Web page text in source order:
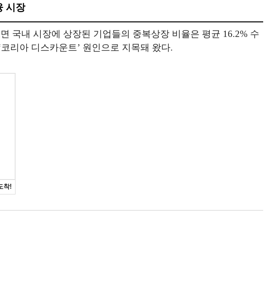
시장
국내 시장에 상장된 기업들의 중복상장 비율은 평균 16.2% 수
리아 디스카운트’ 원인으로 지목돼 왔다.